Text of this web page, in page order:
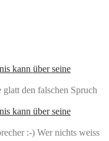
kann über seine
den falschen Spruch
kann über seine
:-) Wer nichts weiss